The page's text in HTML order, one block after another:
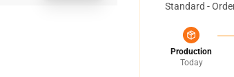
Standard -
Production
Today